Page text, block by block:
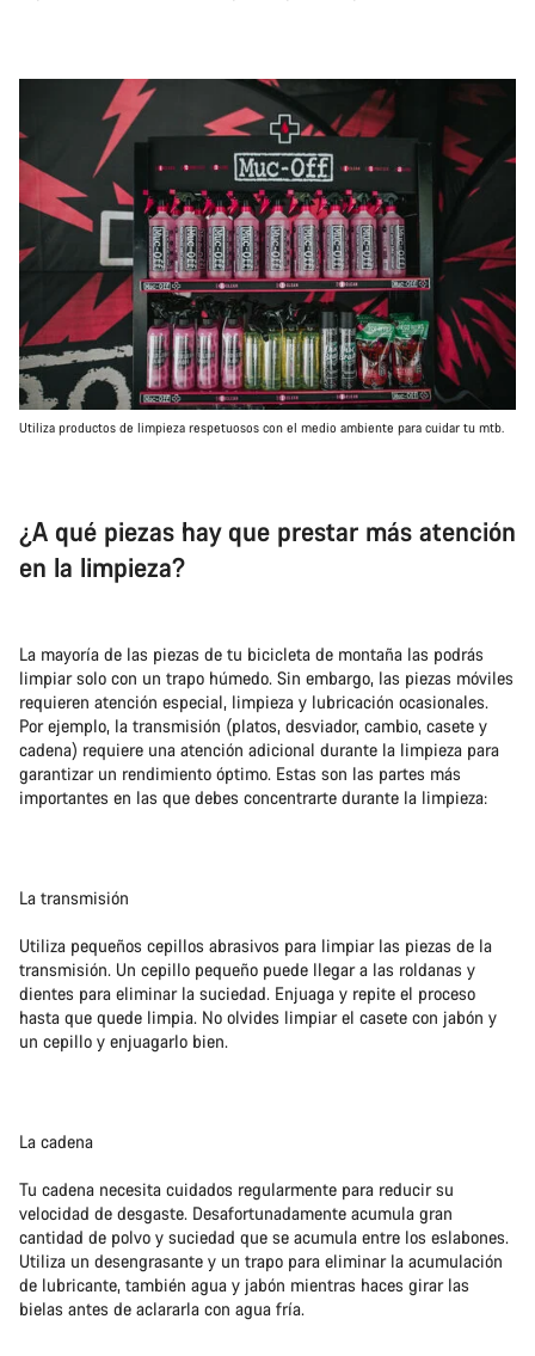
Utiliza productos de limpieza respetuosos con el medio ambiente para cuidar tu mtb.
¿A qué piezas hay que prestar más atención
en la limpieza?
La mayoría de las piezas de tu bicicleta de montaña las podrás
limpiar solo con un trapo húmedo. Sin embargo, las piezas móviles
requieren atención especial, limpieza y lubricación ocasionales.
Por ejemplo, la transmisión (platos, desviador, cambio, casete y
cadena) requiere una atención adicional durante la limpieza para
garantizar un rendimiento óptimo. Estas son las partes más
importantes en las que debes concentrarte durante la limpieza:
La transmisión
Utiliza pequeños cepillos abrasivos para limpiar las piezas de la
transmisión. Un cepillo pequeño puede llegar a las roldanas y
dientes para eliminar la suciedad. Enjuaga y repite el proceso
hasta que quede limpia. No olvides limpiar el casete con jabón y
un cepillo y enjuagarlo bien.
La cadena
Tu cadena necesita cuidados regularmente para reducir su
velocidad de desgaste. Desafortunadamente acumula gran
cantidad de polvo y suciedad que se acumula entre los eslabones.
Utiliza un desengrasante y un trapo para eliminar la acumulación
de lubricante, también agua y jabón mientras haces girar las
bielas antes de aclararla con agua fría.